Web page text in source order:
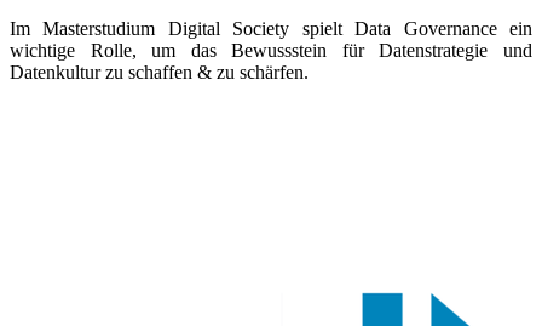
Im Masterstudium Digital Society spielt Data Governance ein
wichtige Rolle, um das Bewussstein für Datenstrategie und
Datenkultur zu schaffen & zu schärfen.